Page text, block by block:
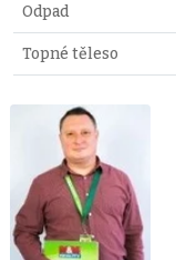
Odpad
Topné těleso